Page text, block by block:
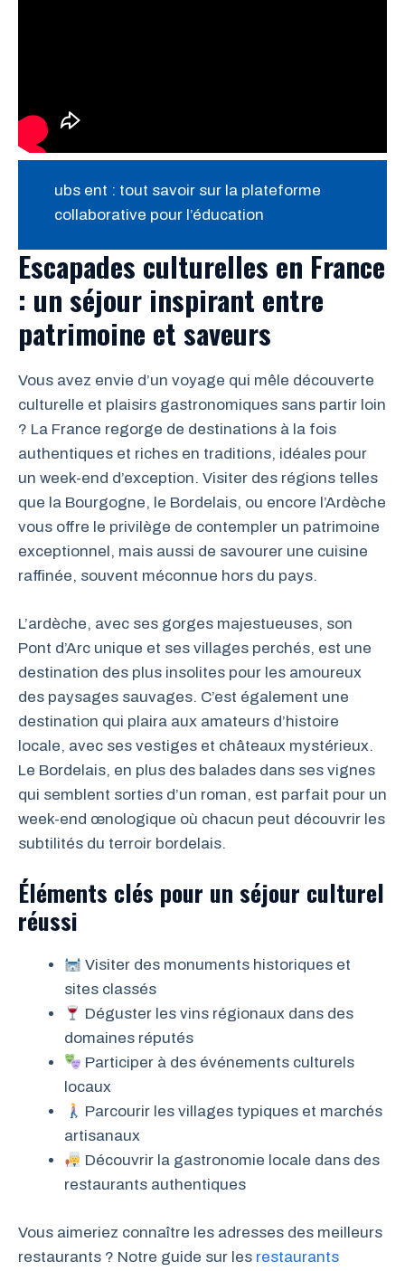
ubs ent : tout savoir sur la plateforme
collaborative pour l’éducation
Escapades culturelles en France
: un séjour inspirant entre
patrimoine et saveurs
Vous avez envie d’un voyage qui mêle découverte
culturelle et plaisirs gastronomiques sans partir loin
? La France regorge de destinations à la fois
authentiques et riches en traditions, idéales pour
un week-end d’exception. Visiter des régions telles
que la Bourgogne, le Bordelais, ou encore l’Ardèche
vous offre le privilège de contempler un patrimoine
exceptionnel, mais aussi de savourer une cuisine
raffinée, souvent méconnue hors du pays.
L’ardèche, avec ses gorges majestueuses, son
Pont d’Arc unique et ses villages perchés, est une
destination des plus insolites pour les amoureux
des paysages sauvages. C’est également une
destination qui plaira aux amateurs d’histoire
locale, avec ses vestiges et châteaux mystérieux.
Le Bordelais, en plus des balades dans ses vignes
qui semblent sorties d’un roman, est parfait pour un
week-end œnologique où chacun peut découvrir les
subtilités du terroir bordelais.
Éléments clés pour un séjour culturel
réussi
Visiter des monuments historiques et
sites classés
Déguster les vins régionaux dans des
domaines réputés
Participer à des événements culturels
locaux
Parcourir les villages typiques et marchés
artisanaux
Découvrir la gastronomie locale dans des
restaurants authentiques
Vous aimeriez connaître les adresses des meilleurs
restaurants ? Notre guide sur les restaurants